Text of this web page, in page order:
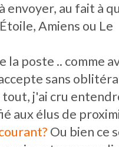
envoyer, au fait à
Amiens ou Le
la poste .. comme
sans
tout, j'ai cru
aux élus de
Ou bien ce